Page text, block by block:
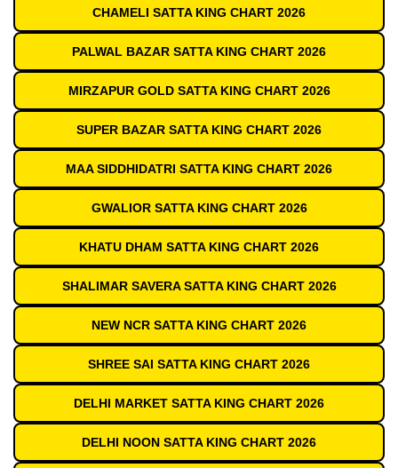
CHAMELI SATTA KING CHART 2026
PALWAL BAZAR SATTA KING CHART 2026
MIRZAPUR GOLD SATTA KING CHART 2026
SUPER BAZAR SATTA KING CHART 2026
MAA SIDDHIDATRI SATTA KING CHART 2026
GWALIOR SATTA KING CHART 2026
KHATU DHAM SATTA KING CHART 2026
SHALIMAR SAVERA SATTA KING CHART 2026
NEW NCR SATTA KING CHART 2026
SHREE SAI SATTA KING CHART 2026
DELHI MARKET SATTA KING CHART 2026
DELHI NOON SATTA KING CHART 2026